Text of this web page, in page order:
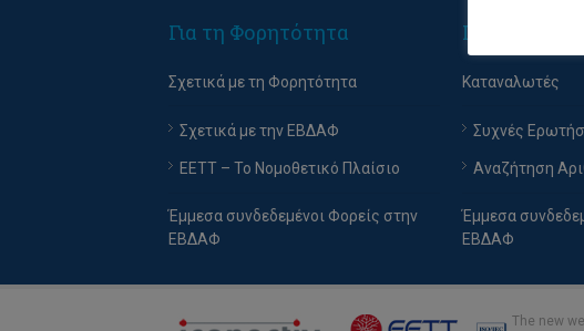
Για τη Φορητότητα
Σχετικά με τη Φορητότητα
Σχετικά με την ΕΒΔΑΦ
EETT – Το Νομοθετικό Πλαίσιο
Έμμεσα συνδεδεμένοι Φορείς στην
ΕΒΔΑΦ
Για τους
Καταναλωτές
Συχνές
Αναζήτηση
Έμμεσα
ΕΒΔΑΦ
The new